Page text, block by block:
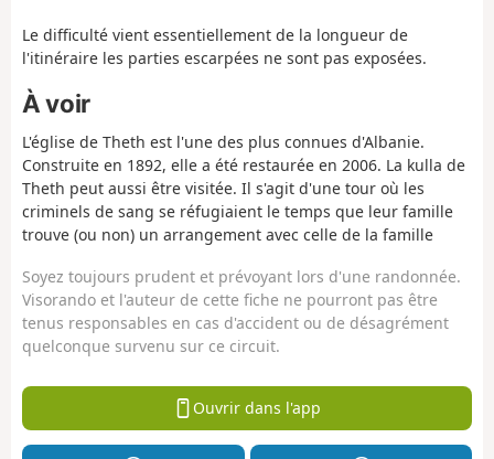
Le difficulté vient essentiellement de la longueur de
l'itinéraire les parties escarpées ne sont pas exposées.
À voir
L'église de Theth est l'une des plus connues d'Albanie.
Construite en 1892, elle a été restaurée en 2006. La kulla de
Theth peut aussi être visitée. Il s'agit d'une tour où les
criminels de sang se réfugiaient le temps que leur famille
trouve (ou non) un arrangement avec celle de la famille
Soyez toujours prudent et prévoyant lors d'une randonnée.
Visorando et l'auteur de cette fiche ne pourront pas être
tenus responsables en cas d'accident ou de désagrément
quelconque survenu sur ce circuit.
Ouvrir dans l'app